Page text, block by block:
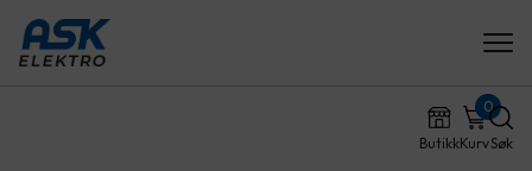
ButikkKurv
0
Søk